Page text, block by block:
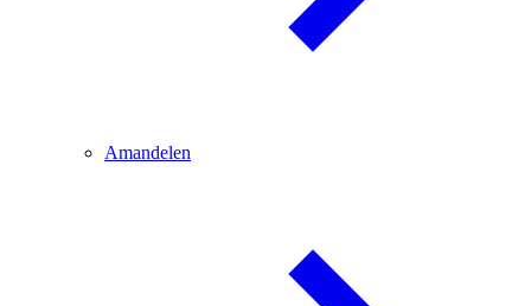
Amandelen